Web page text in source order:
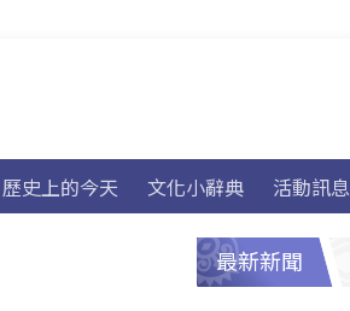
歷史上的今天 文化小辭典 活動訊息
最新新聞